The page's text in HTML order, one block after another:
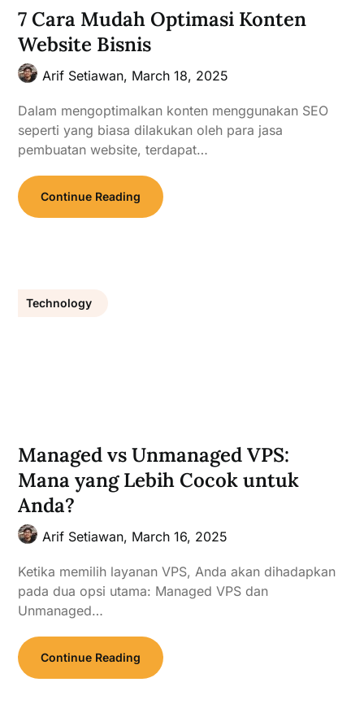
7 Cara Mudah Optimasi Konten
Website Bisnis
Arif Setiawan, March 18, 2025
Dalam mengoptimalkan konten menggunakan SEO
seperti yang biasa dilakukan oleh para jasa
pembuatan website, terdapat…
Continue Reading
Technology
Managed vs Unmanaged VPS:
Mana yang Lebih Cocok untuk
Anda?
Arif Setiawan, March 16, 2025
Ketika memilih layanan VPS, Anda akan dihadapkan
pada dua opsi utama: Managed VPS dan
Unmanaged…
Continue Reading